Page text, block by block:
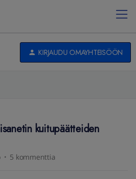
KIRJAUDU OMAYHTEISÖÖN
kuitupäätteiden
5 kommenttia